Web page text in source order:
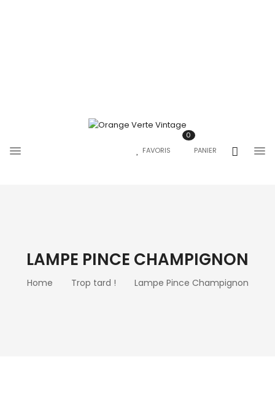
FAVORIS PANIER
0
LAMPE PINCE CHAMPIGNON
Home Trop tard ! Lampe Pince Champignon